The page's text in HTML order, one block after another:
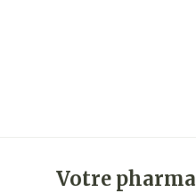
Votre